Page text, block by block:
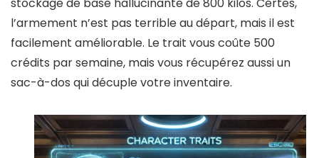
l’armement n’est pas terrible au départ, mais il est
facilement améliorable. Le trait vous coûte 500
crédits par semaine, mais vous récupérez aussi un
sac-à-dos qui décuple votre inventaire.